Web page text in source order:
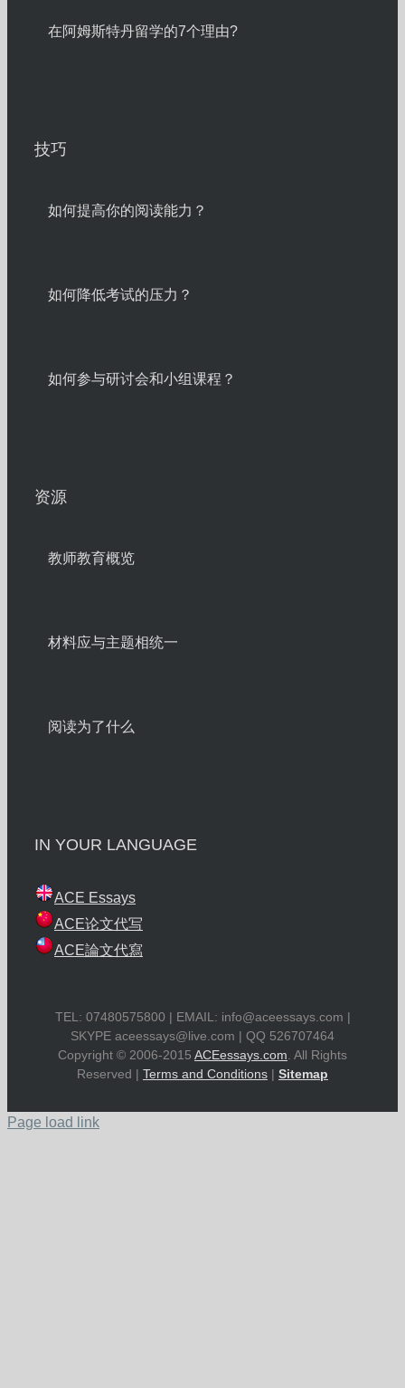
在阿姆斯特丹留学的7个理由?
技巧
如何提高你的阅读能力？
如何降低考试的压力？
如何参与研讨会和小组课程？
资源
教师教育概览
材料应与主题相统一
阅读为了什么
IN YOUR LANGUAGE
ACE Essays
ACE论文代写
ACE論文代寫
TEL: 07480575800 | EMAIL: info@aceessays.com |
SKYPE aceessays@live.com | QQ 526707464
Copyright © 2006-2015 ACEessays.com . All Rights
Reserved | Terms and Conditions | Sitemap
Page load link